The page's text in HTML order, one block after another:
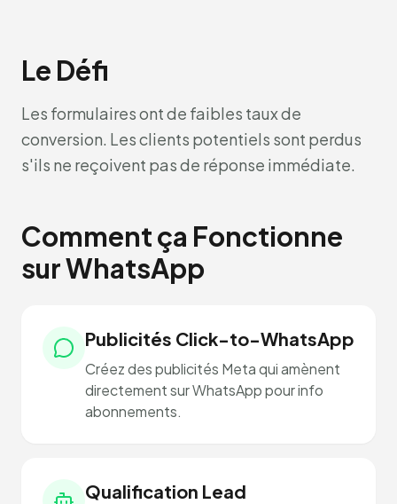
Le Défi
Les formulaires ont de faibles taux de
conversion. Les clients potentiels sont perdus
s'ils ne reçoivent pas de réponse immédiate.
Comment ça Fonctionne
sur WhatsApp
Publicités Click-to-WhatsApp
Créez des publicités Meta qui amènent
directement sur WhatsApp pour info
abonnements.
Qualification Lead